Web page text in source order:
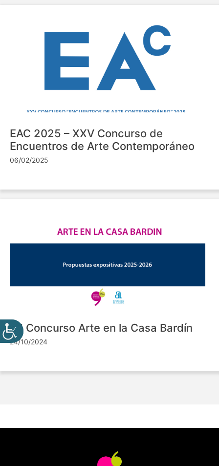
EAC 2025 – XXV Concurso de
Encuentros de Arte Contemporáneo
06/02/2025
VII Concurso Arte en la Casa Bardín
24/10/2024